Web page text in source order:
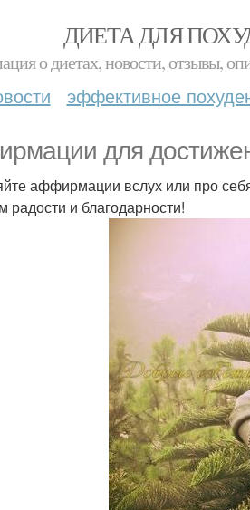
ДИЕТА ДЛЯ
о диетах, новости, отзывы,
эффективное
для
аффирмации вслух или про
радости и благодарности!